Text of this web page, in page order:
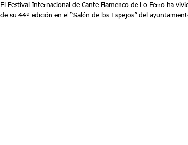
El Festival Internacional de Cante Flamenco de Lo Ferro ha
de su 44ª edición en el “Salón de los Espejos” del